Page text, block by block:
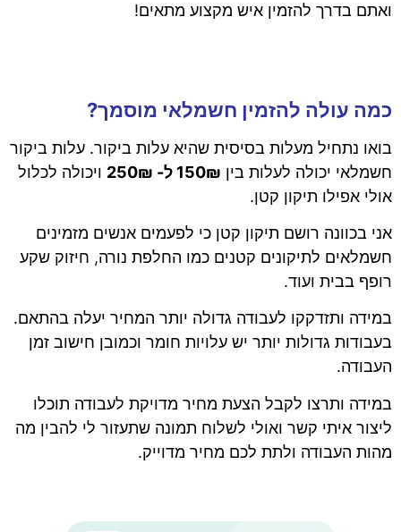
ואתם בדרך להזמין איש מקצוע מתאים!
כמה עולה להזמין חשמלאי מוסמך?
בואו נתחיל מעלות בסיסית שהיא עלות ביקור. עלות ביקור
חשמלאי יכולה לעלות בין 150₪ ל- 250₪
ויכולה לכלול
אולי אפילו תיקון קטן.
אני בכוונה רושם תיקון קטן כי לפעמים אנשים מזמינים
חשמלאים לתיקונים קטנים כמו החלפת נורה, חיזוק שקע
רופף בבית ועוד.
במידה ותזדקקו לעבודה גדולה יותר המחיר יעלה בהתאם.
בעבודות גדולות יותר יש עלויות חומר וכמובן חישוב זמן
העבודה.
במידה ותרצו לקבל הצעת מחיר מדויקת לעבודה תוכלו
ליצור איתי קשר ואולי לשלוח תמונה שתעזור לי להבין מה
מהות העבודה ולתת לכם מחיר מדוייק.